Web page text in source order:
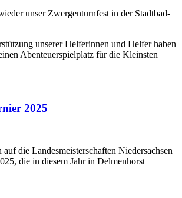
unser Zwergenturnfest in der Stadtbad-
unserer Helferinnen und Helfer haben
Abenteuerspielplatz für die Kleinsten
2025
die Landesmeisterschaften Niedersachsen
die in diesem Jahr in Delmenhorst